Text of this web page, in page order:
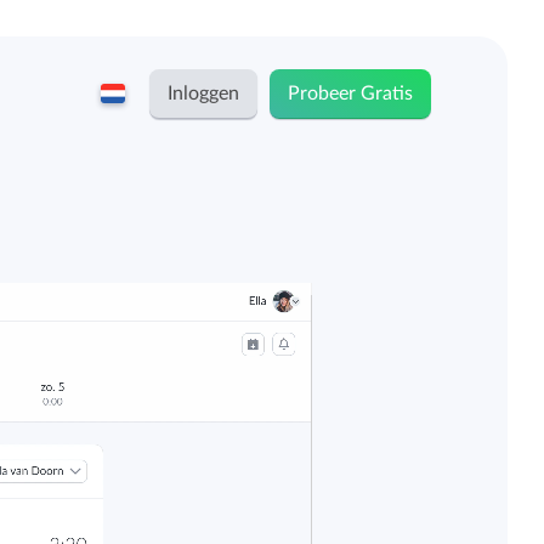
Bedrijven
Stichtingen en non-profit
Inloggen Probeer Gratis
of een project
tracking’
totaal bestede